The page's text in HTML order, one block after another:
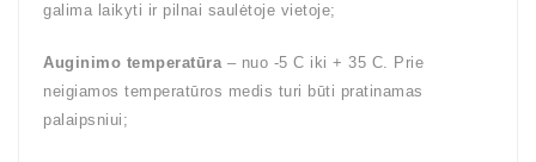
galima laikyti ir pilnai saulėtoje vietoje;
Auginimo temperatūra– nuo -5 C iki + 35 C. Prie
neigiamos temperatūros medis turi būti pratinamas
palaipsniui;